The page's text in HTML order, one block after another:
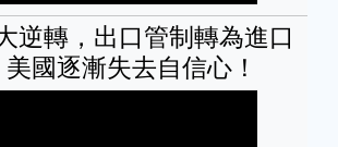
逆轉，出口管制轉為進口
國逐漸失去自信心！